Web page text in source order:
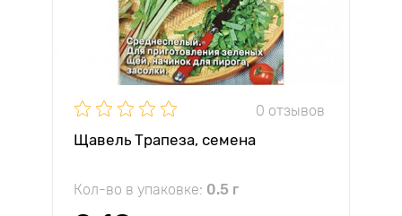
0 отзывов
Щавель Трапеза, семена
Кол-во в упаковке: 0.5 г